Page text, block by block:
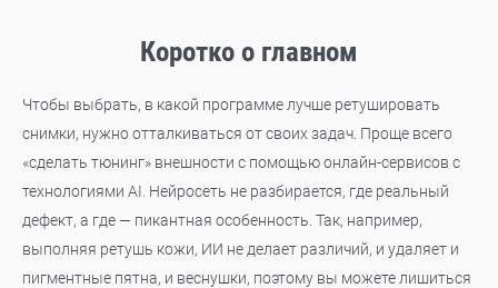
Коротко о главном
Чтобы выбрать, в какой программе лучше ретушировать
снимки, нужно отталкиваться от своих задач. Проще всего
«сделать тюнинг» внешности с помощью онлайн-сервисов с
технологиями AI. Нейросеть не разбирается, где реальный
дефект, а где — пикантная особенность. Так, например,
выполняя ретушь кожи, ИИ не делает различий, и удаляет и
пигментные пятна, и веснушки, поэтому вы можете лишиться